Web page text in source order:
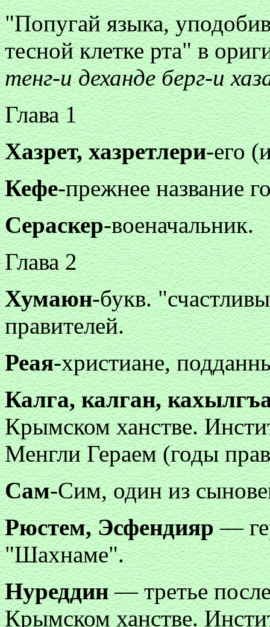
"Попугай языка,
тесной клетке рта" в
тенг-и деханде берг-и
Глава 1
Хазрет, хазретлери-его
Кефе-прежнее название
Сераскер-военачальник.
Глава 2
Хумаюн-букв.
правителей.
Реая-христиане,
Калга, калган,
Крымском ханстве.
Менгли Гераем (годы
Сам-Сим, один из
Рюстем, Эсфендияр—
"Шахнаме".
Нуреддин— третье
Крымском ханстве.